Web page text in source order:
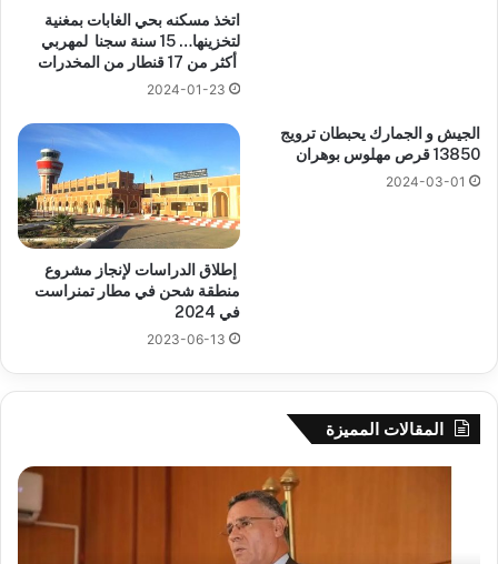
اتخذ مسكنه بحي الغابات بمغنية
لتخزينها… 15 سنة سجنا لمهربي
أكثر من 17 قنطار من المخدرات
2024-01-23
الجيش و الجمارك يحبطان ترويج
13850 قرص مهلوس بوهران
2024-03-01
إطلاق الدراسات لإنجاز مشروع
منطقة شحن في مطار تمنراست
في 2024
2023-06-13
المقالات المميزة